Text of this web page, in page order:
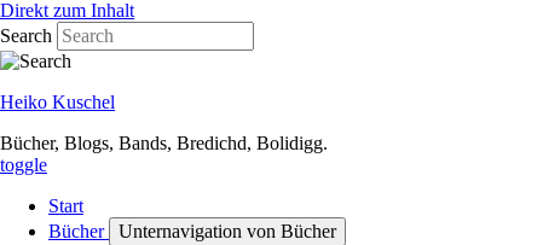
Direkt zum Inhalt
Search
Heiko Kuschel
Bücher, Blogs, Bands, Bredichd, Bolidigg.
toggle
Start
Bücher
Unternavigation von Bücher